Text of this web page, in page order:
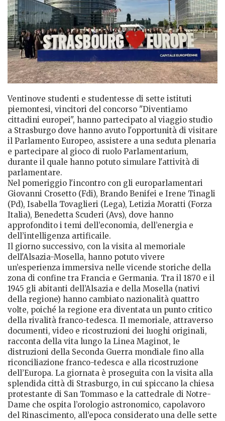
Ventinove studenti e studentesse di sette istituti
piemontesi, vincitori del concorso "Diventiamo
cittadini europei", hanno partecipato al viaggio studio
a Strasburgo dove hanno avuto l'opportunità di visitare
il Parlamento Europeo, assistere a una seduta plenaria
e partecipare al gioco di ruolo Parlamentarium,
durante il quale hanno potuto simulare l'attività di
parlamentare.
Nel pomeriggio l'incontro con gli europarlamentari
Giovanni Crosetto (Fdi), Brando Benifei e Irene Tinagli
(Pd), Isabella Tovaglieri (Lega), Letizia Moratti (Forza
Italia), Benedetta Scuderi (Avs), dove hanno
approfondito i temi dell’economia, dell’energia e
dell’intelligenza artificaile.
Il giorno successivo, con la visita al memoriale
dell'Alsazia-Mosella, hanno potuto vivere
un’esperienza immersiva nelle vicende storiche della
zona di confine tra Francia e Germania. Tra il 1870 e il
1945 gli abitanti dell’Alsazia e della Mosella (nativi
della regione) hanno cambiato nazionalità quattro
volte, poiché la regione era diventata un punto critico
della rivalità franco-tedesca. Il memoriale, attraverso
documenti, video e ricostruzioni dei luoghi originali,
racconta della vita lungo la Linea Maginot, le
distruzioni della Seconda Guerra mondiale fino alla
riconciliazione franco-tedesca e alla ricostruzione
dell’Europa. La giornata è proseguita con la visita alla
splendida città di Strasburgo, in cui spiccano la chiesa
protestante di San Tommaso e la cattedrale di Notre-
Dame che ospita l’orologio astronomico, capolavoro
del Rinascimento, all’epoca considerato una delle sette